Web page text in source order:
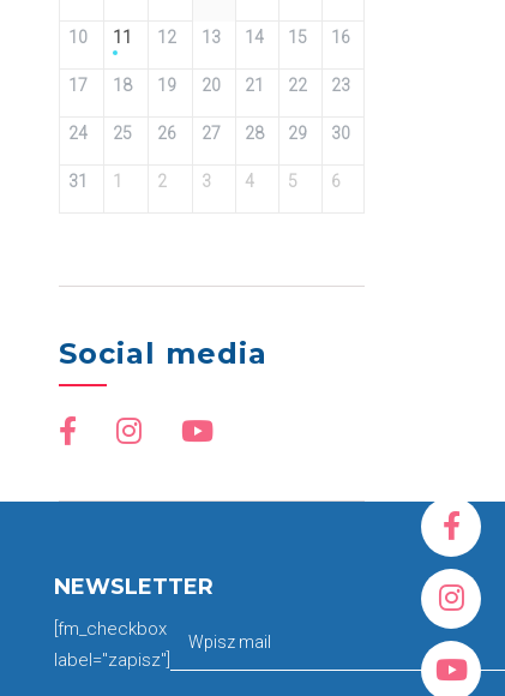
10 11 12 13 14 15 16
17 18 19 20 21 22 23
24 25 26 27 28 29 30
31 1 2 3 4 5 6
Social media
NEWSLETTER
[fm_checkbox
label="zapisz"]